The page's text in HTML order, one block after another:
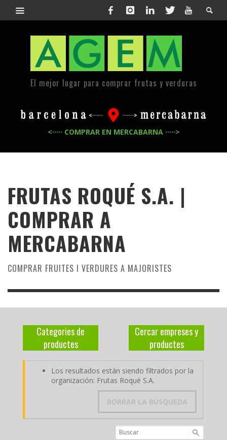
El mejor lugar para comprar frutas y verduras
<····· COMPRAR EN MERCABARNA ·····>
FRUTAS ROQUÉ S.A. |
COMPRAR A
MERCABARNA
COMPRAR FRUITES I VERDURES A MAJORISTES
Categories de
productes
Cercar empreses y
productes
Los resultados están siendo filtrados por la
organización: Frutas Roqué S.A.
BORRAR LA BÚSQUEDA